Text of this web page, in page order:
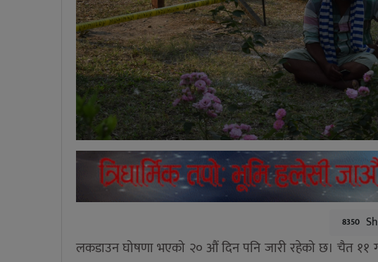
8350
लकडाउन घोषणा भएको २० औं दिन पनि जारी रहेको छ। चैत